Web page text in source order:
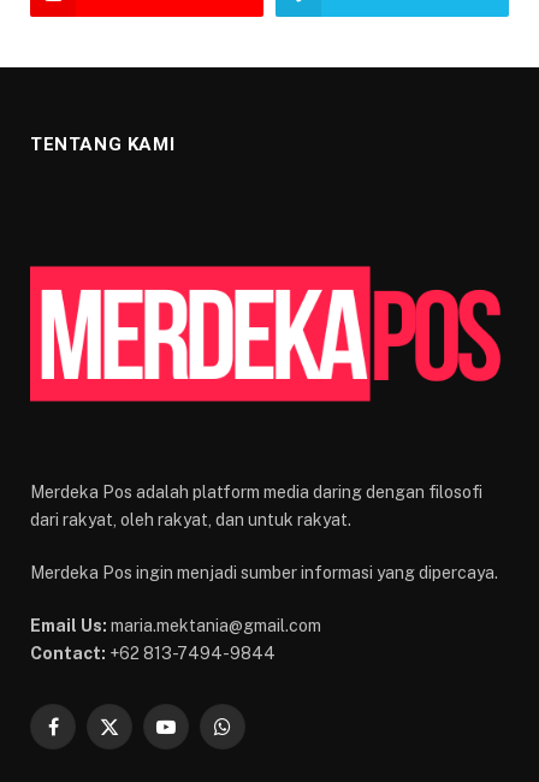
TENTANG KAMI
Merdeka Pos adalah platform media daring dengan filosofi
dari rakyat, oleh rakyat, dan untuk rakyat.
Merdeka Pos ingin menjadi sumber informasi yang dipercaya.
Email Us: maria.mektania@gmail.com
Contact: +62 813-7494-9844
Facebook
X
YouTubeWhatsApp